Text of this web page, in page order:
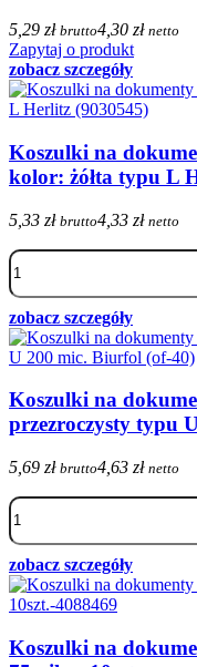
5,29 zł brutto4,30 zł netto
Zapytaj o produkt
zobacz szczegóły
Koszulki na
kolor: żółta typu L
5,33 zł brutto4,33 zł netto
zobacz szczegóły
Koszulki na
przezroczysty typu
5,69 zł brutto4,63 zł netto
zobacz szczegóły
Koszulki na